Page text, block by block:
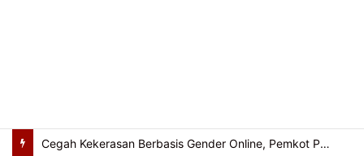
Wawako Palembang Dorong Penguatan Nilai Pancasila Lewat Peran Relawan